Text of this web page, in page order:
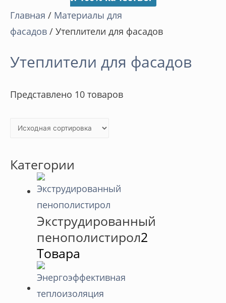
Главная / Материалы для
фасадов / Утеплители для фасадов
Утеплители для фасадов
Представлено 10 товаров
Категории
Экструдированный
пенополистирол2
Товара